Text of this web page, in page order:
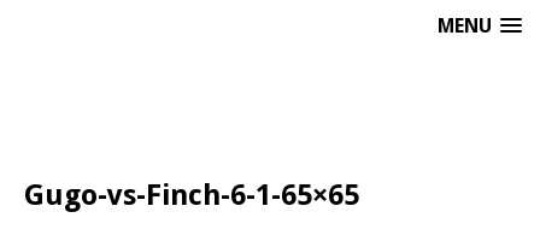
MENU
Gugo-vs-Finch-6-1-65×65